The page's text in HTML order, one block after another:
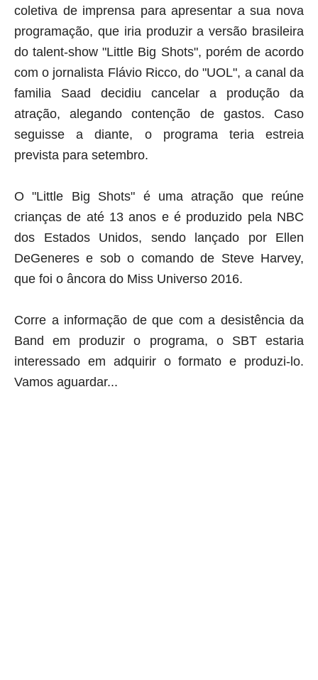
coletiva de imprensa para apresentar a sua nova
programação, que iria produzir a versão brasileira
do talent-show "Little Big Shots", porém de acordo
com o jornalista Flávio Ricco, do "UOL", a canal da
familia Saad decidiu cancelar a produção da
atração, alegando contenção de gastos. Caso
seguisse a diante, o programa teria estreia
prevista para setembro.
O "Little Big Shots" é uma atração que reúne
crianças de até 13 anos e é produzido pela NBC
dos Estados Unidos, sendo lançado por Ellen
DeGeneres e sob o comando de Steve Harvey,
que foi o âncora do Miss Universo 2016.
Corre a informação de que com a desistência da
Band em produzir o programa, o SBT estaria
interessado em adquirir o formato e produzi-lo.
Vamos aguardar...